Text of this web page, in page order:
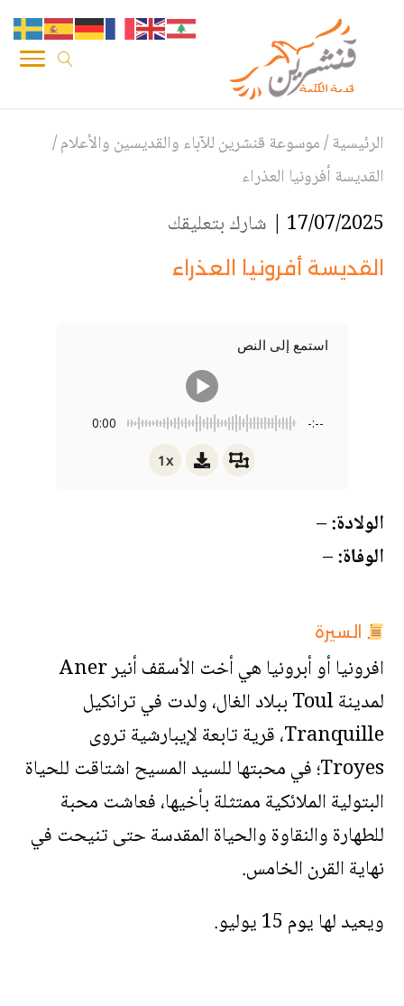
الرئيسية/موسوعة قنشرين للآباء والقديسين والأعلام/
القديسة أفرونيا العذراء
17/07/2025 | شارك بتعليقك
القديسة أفرونيا العذراء
استمع إلى النص
0:00 -:--
1x
الولادة:–
الوفاة:–
السيرة
افرونيا أو أبرونيا هي أخت الأسقف أنير Aner
لمدينة Toul ببلاد الغال، ولدت في ترانكيل
Tranquille، قرية تابعة لإيبارشية تروى
Troyes؛ في محبتها للسيد المسيح اشتاقت للحياة
البتولية الملائكية ممتثلة بأخيها، فعاشت محبة
للطهارة والنقاوة والحياة المقدسة حتى تنيحت في
نهاية القرن الخامس.
ويعيد لها يوم 15 يوليو.